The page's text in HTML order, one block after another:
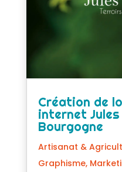
Création de
internet
Bourgogne
Artisanat &
Graphisme,